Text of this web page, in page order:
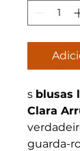
s blusas
Clara
guarda-